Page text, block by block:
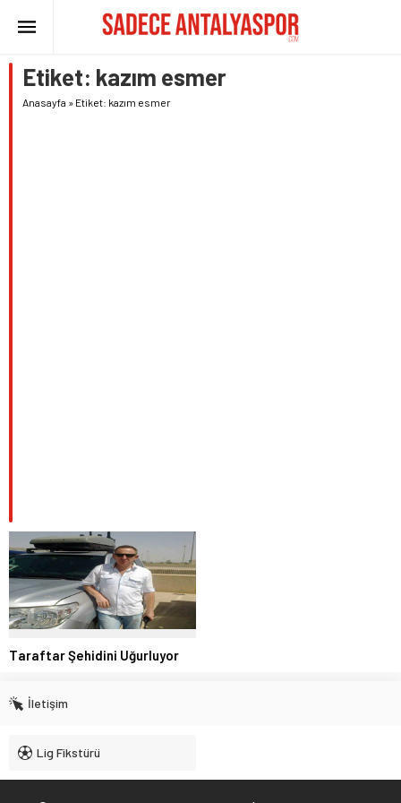
Etiket: kazım esmer
Anasayfa » Etiket: kazım esmer
Taraftar Şehidini Uğurluyor
İletişim
Lig Fikstürü